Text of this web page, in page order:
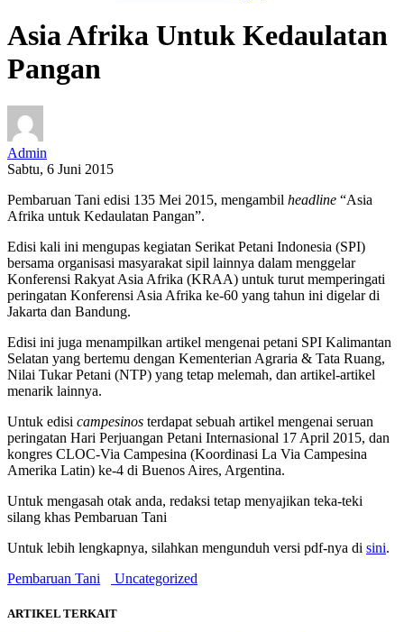
Asia Afrika Untuk Kedaulatan
Pangan
Admin
Sabtu, 6 Juni 2015
Pembaruan Tani edisi 135 Mei 2015, mengambil headline “Asia
Afrika untuk Kedaulatan Pangan”.
Edisi kali ini mengupas kegiatan Serikat Petani Indonesia (SPI)
bersama organisasi masyarakat sipil lainnya dalam menggelar
Konferensi Rakyat Asia Afrika (KRAA) untuk turut memperingati
peringatan Konferensi Asia Afrika ke-60 yang tahun ini digelar di
Jakarta dan Bandung.
Edisi ini juga menampilkan artikel mengenai petani SPI Kalimantan
Selatan yang bertemu dengan Kementerian Agraria & Tata Ruang,
Nilai Tukar Petani (NTP) yang tetap melemah, dan artikel-artikel
menarik lainnya.
Untuk edisi campesinos terdapat sebuah artikel mengenai seruan
peringatan Hari Perjuangan Petani Internasional 17 April 2015, dan
kongres CLOC-Via Campesina (Koordinasi La Via Campesina
Amerika Latin) ke-4 di Buenos Aires, Argentina.
Untuk mengasah otak anda, redaksi tetap menyajikan teka-teki
silang khas Pembaruan Tani
Untuk lebih lengkapnya, silahkan mengunduh versi pdf-nya di sini.
Pembaruan Tani
Uncategorized
ARTIKEL TERKAIT